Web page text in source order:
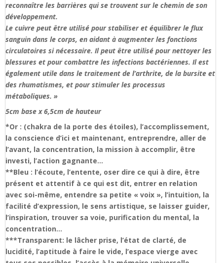
reconnaître les barrières qui se trouvent sur le chemin de son
développement.
Le cuivre peut être utilisé pour stabiliser et équilibrer le flux
sanguin dans le corps, en aidant à augmenter les fonctions
circulatoires si nécessaire. Il peut être utilisé pour nettoyer les
blessures et pour combattre les infections bactériennes. Il est
également utile dans le traitement de l’arthrite, de la bursite et
des rhumatismes, et pour stimuler les processus
métaboliques. »
5cm base x 6,5cm de hauteur
*Or : (chakra de la porte des étoiles), l’accomplissement,
la conscience d’ici et maintenant, entreprendre, aller de
l’avant, la concentration, la mission à accomplir, être
investi, l’action gagnante…
**Bleu : l’écoute, l’entente, oser dire ce qui à dire, être
présent et attentif à ce qui est dit, entrer en relation
avec soi-même, entendre sa petite « voix », l’intuition, la
facilité d’expression, le sens artistique, se laisser guider,
l’inspiration, trouver sa voie, purification du mental, la
concentration…
***Transparent: le lâcher prise, l’état de clarté, de
lucidité, l’aptitude à faire le vide, l’espace vierge avec